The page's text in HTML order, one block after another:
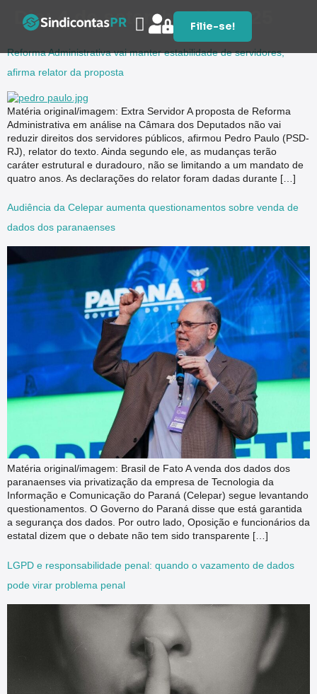
Filie-se!
Dia:4 de setembro de 2025
Reforma Administrativa vai manter estabilidade de servidores,
afirma relator da proposta
Matéria original/imagem: Extra Servidor A proposta de Reforma
Administrativa em análise na Câmara dos Deputados não vai
reduzir direitos dos servidores públicos, afirmou Pedro Paulo (PSD-
RJ), relator do texto. Ainda segundo ele, as mudanças terão
caráter estrutural e duradouro, não se limitando a um mandato de
quatro anos. As declarações do relator foram dadas durante […]
Audiência da Celepar aumenta questionamentos sobre venda de
dados dos paranaenses
Matéria original/imagem: Brasil de Fato A venda dos dados dos
paranaenses via privatização da empresa de Tecnologia da
Informação e Comunicação do Paraná (Celepar) segue levantando
questionamentos. O Governo do Paraná disse que está garantida
a segurança dos dados. Por outro lado, Oposição e funcionários da
estatal dizem que o debate não tem sido transparente […]
LGPD e responsabilidade penal: quando o vazamento de dados
pode virar problema penal